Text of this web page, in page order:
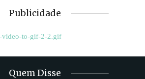
Publicidade
Quem Disse